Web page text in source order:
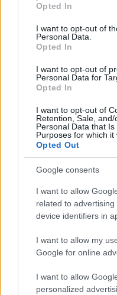
use your data for below
consent section.
Opted In
I want to opt-out of
Personal Data.
Opted In
I want to opt-out of
Personal Data for
Opted In
I want to opt-out of
Retention, Sale,
Personal Data that
Purposes for which it
Opted Out
Google consents
I want to allow
related to
device identifiers in
I want to allow my
Google for online
I want to allow
personalized